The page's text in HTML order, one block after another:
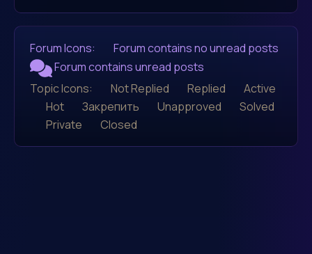
Forum Icons:
Forum contains no unread posts
Forum contains unread posts
Topic Icons:
Not Replied Replied
Active
Hot
Закрепить Unapproved
Solved
Private
Closed